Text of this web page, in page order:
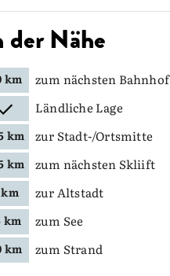
der Nähe
km zum nächsten Bahnhof
Ländliche Lage
km zur Stadt-/Ortsmitte
km zum nächsten Skliift
zur Altstadt
km zum See
km zum Strand